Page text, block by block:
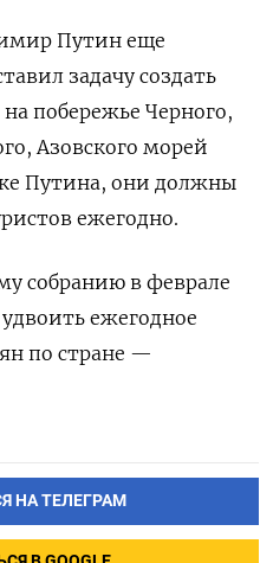
Путин еще
задачу создать
побережье Черного,
Азовского морей
Путина, они должны
ежегодно.
собранию в феврале
ежегодное
по стране —
НА ТЕЛЕГРАМ